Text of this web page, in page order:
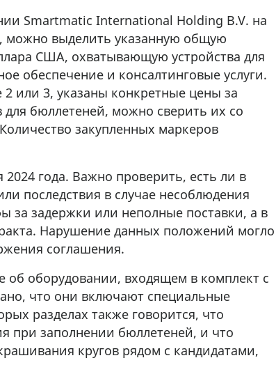
Smartmatic International Holding B.V. на
можно выделить указанную общую
США, охватывающую устройства для
обеспечение и консалтинговые услуги.
или 3, указаны конкретные цены за
для бюллетеней, можно сверить их со
закупленных маркеров
года. Важно проверить, есть ли в
последствия в случае несоблюдения
за задержки или неполные поставки, а в
Нарушение данных положений могло
соглашения.
об оборудовании, входящем в комплект с
что они включают специальные
разделах также говорится, что
при заполнении бюллетеней, и что
кругов рядом с кандидатами,